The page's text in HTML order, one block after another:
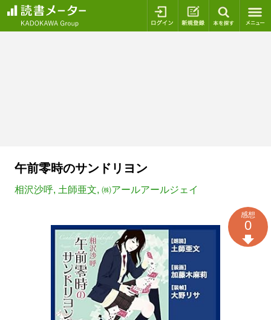
ログイン 新規登録
午前零時のサンドリヨン
相沢沙呼, 土師亜文, ㈱アールアールジェイ
感想
0